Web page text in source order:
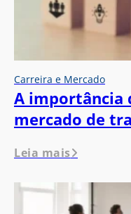
Carreira e Mercado
A importância
mercado de
Leia mais